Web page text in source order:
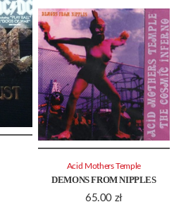
DEMONS FROM NIPPLES
65.00 zł
Acid Mothers Temple